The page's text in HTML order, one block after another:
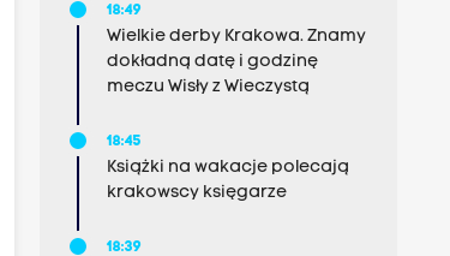
18:49
Wielkie derby Krakowa. Znamy
dokładną datę i godzinę
meczu Wisły z Wieczystą
18:45
Książki na wakacje polecają
krakowscy księgarze
18:39